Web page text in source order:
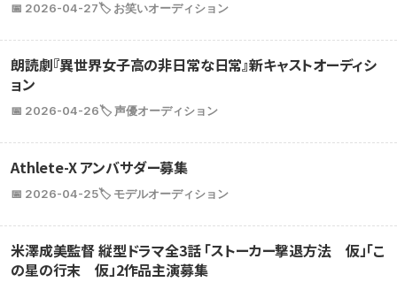
📅 2026-04-27🏷️ お笑いオーディション
朗読劇『異世界女子高の非日常な日常』新キャストオーディシ
ョン
📅 2026-04-26🏷️ 声優オーディション
Athlete-X アンバサダー募集
📅 2026-04-25🏷️ モデルオーディション
米澤成美監督 縦型ドラマ全3話 「ストーカー撃退方法 仮」「こ
の星の行末 仮」2作品主演募集